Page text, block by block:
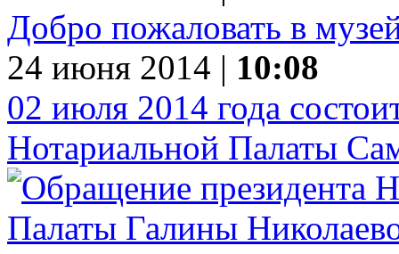
Добро пожаловать в
24 июня 2014 | 10:08
02 июля 2014 года
Нотариальной Палаты